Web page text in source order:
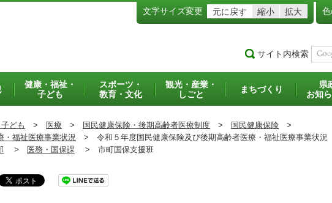
文字サイズ変更 元に戻す 縮小 拡大
サイト内検索
健康・福祉・
子ども
スポーツ・
教育・文化
観光・産業・
しごと
まちづくり
県
お知
ども > 医療 > 国民健康保険・後期高齢者医療制度 > 国民健康保険 >
・福祉医療事業状況 > 令和５年度国民健康保険及び後期高齢者医療・福祉医療事業状況
> 医務・国保課 > 市町国保支援班